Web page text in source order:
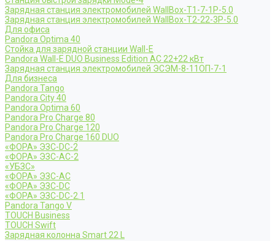
Зарядная станция электромобилей WallBox-Т1-7-1Р-5.0
Зарядная станция электромобилей WallBox-Т2-22-3Р-5.0
Для офиса
Pandora Optima 40
Стойка для зарядной станции Wall-E
Pandora Wall-E DUO Business Edition AC 22+22 кВт
Зарядная станция электромобилей ЭСЭМ-8-11ОП-7-1
Для бизнеса
Pandora Tango
Pandora City 40
Pandora Optima 60
Pandora Pro Charge 80
Pandora Pro Charge 120
Pandora Pro Charge 160 DUO
«ФОРА» ЭЗС-DC-2
«ФОРА» ЭЗС-AC-2
«УБЗС»
«ФОРА» ЭЗС-AC
«ФОРА» ЭЗС-DC
«ФОРА» ЭЗС-DC-2.1
Pandora Tango V
TOUCH Business
TOUCH Swift
Зарядная колонна Smart 22 L